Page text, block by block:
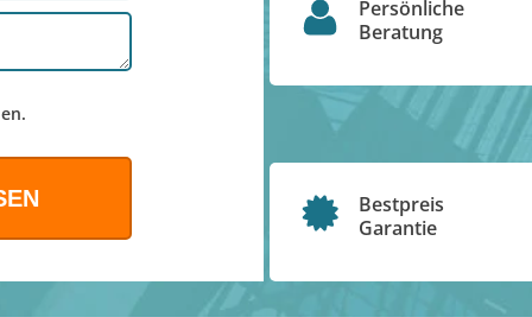
Persönliche
Beratung
Bestpreis
Garantie